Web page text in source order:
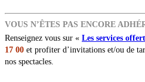
VOUS N’ÊTES PAS ENCORE
Renseignez vous sur « Les services
17 00 et profiter d’invitations et/ou de
nos spectacles.